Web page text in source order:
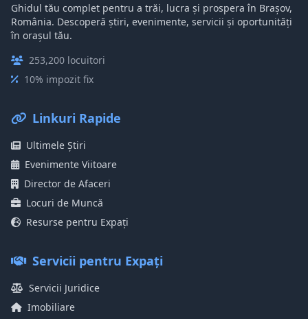
Ghidul tău complet pentru a trăi, lucra și prospera în Brașov,
România. Descoperă știri, evenimente, servicii și oportunități
în orașul tău.
253,200 locuitori
10% impozit fix
Linkuri Rapide
Ultimele Știri
Evenimente Viitoare
Director de Afaceri
Locuri de Muncă
Resurse pentru Expați
Servicii pentru Expați
Servicii Juridice
Imobiliare